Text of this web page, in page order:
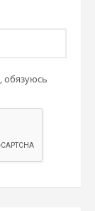
обязуюсь